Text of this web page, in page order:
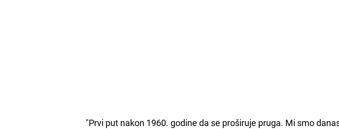
"Prvi put nakon 1960. godine da se proširuje pruga. Mi smo